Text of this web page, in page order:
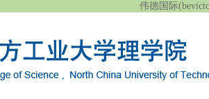
伟德国际